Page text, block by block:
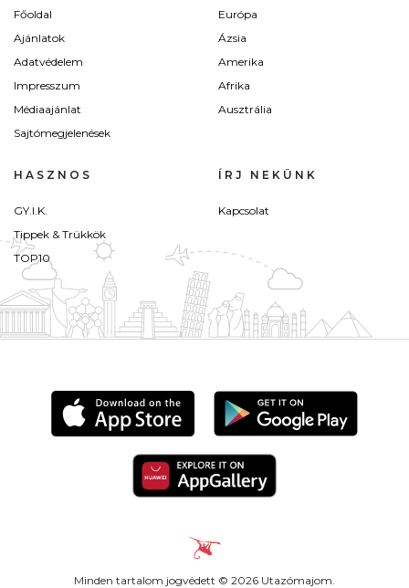
Főoldal
Ajánlatok
Adatvédelem
Impresszum
Médiaajánlat
Sajtómegjelenések
Európa
Ázsia
Amerika
Afrika
Ausztrália
HASZNOS
GY.I.K.
Tippek & Trükkök
TOP10
ÍRJ NEKÜNK
Kapcsolat
Minden tartalom jogvédett © 2026 Utazómajom.